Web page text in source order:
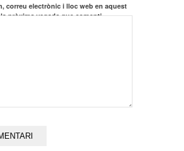
correu electrònic i lloc web en aquest
pròxima vegada que comenti.